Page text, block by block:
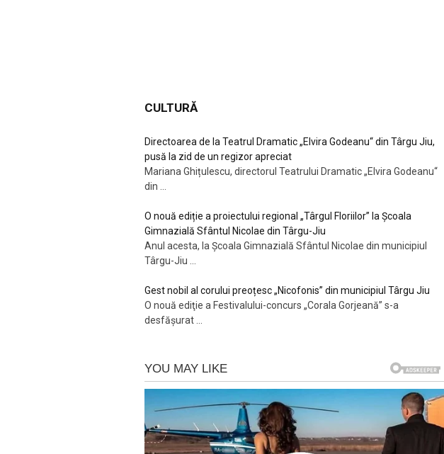
CULTURĂ
Directoarea de la Teatrul Dramatic „Elvira Godeanu“ din Târgu Jiu,
pusă la zid de un regizor apreciat
Mariana Ghițulescu, directorul Teatrului Dramatic „Elvira Godeanu“
din
O nouă ediție a proiectului regional „Târgul Floriilor” la Școala
Gimnazială Sfântul Nicolae din Târgu-Jiu
Anul acesta, la Școala Gimnazială Sfântul Nicolae din municipiul
Târgu-Jiu
Gest nobil al corului preoțesc „Nicofonis” din municipiul Târgu Jiu
O nouă ediţie a Festivalului-concurs „Corala Gorjeană” s-a
desfăşurat